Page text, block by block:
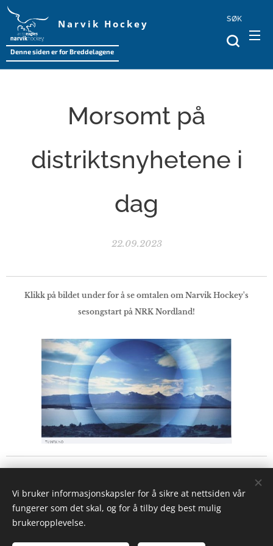
Narvik Hockey
Denne siden er for Breddelagene
SØK
Morsomt på
distriktsnyhetene i
dag
22.09.2023
Klikk på bildet under for å se omtalen om Narvik Hockey's
sesongstart på NRK Nordland!
Vi bruker informasjonskapsler for å sikre at nettsiden vår
fungerer som det skal, og for å tilby deg best mulig
brukeropplevelse.